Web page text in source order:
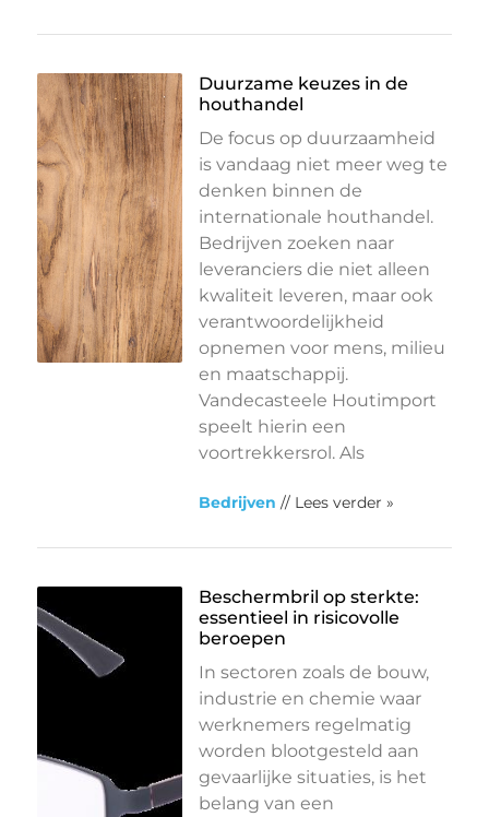
Duurzame keuzes in de
houthandel
De focus op duurzaamheid
is vandaag niet meer weg te
denken binnen de
internationale houthandel.
Bedrijven zoeken naar
leveranciers die niet alleen
kwaliteit leveren, maar ook
verantwoordelijkheid
opnemen voor mens, milieu
en maatschappij.
Vandecasteele Houtimport
speelt hierin een
voortrekkersrol. Als
Bedrijven // Lees verder »
Beschermbril op sterkte:
essentieel in risicovolle
beroepen
In sectoren zoals de bouw,
industrie en chemie waar
werknemers regelmatig
worden blootgesteld aan
gevaarlijke situaties, is het
belang van een